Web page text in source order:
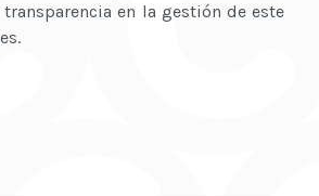
en la gestión de este